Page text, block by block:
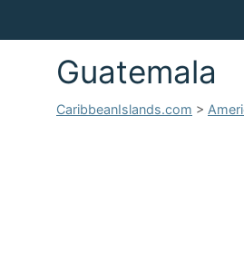
Guatemala
CaribbeanIslands.com >